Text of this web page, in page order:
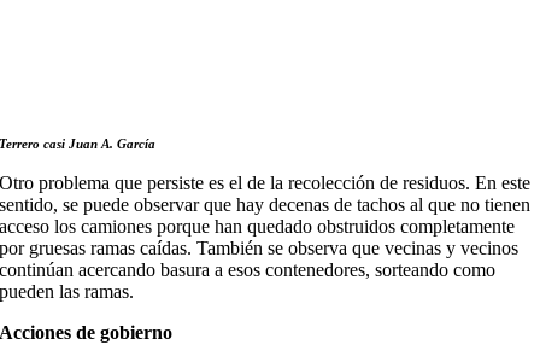
Terrero casi Juan A. García
Otro problema que persiste es el de la recolección de residuos. En este
sentido, se puede observar que hay decenas de tachos al que no tienen
acceso los camiones porque han quedado obstruidos completamente
por gruesas ramas caídas. También se observa que vecinas y vecinos
continúan acercando basura a esos contenedores, sorteando como
pueden las ramas.
Acciones de gobierno